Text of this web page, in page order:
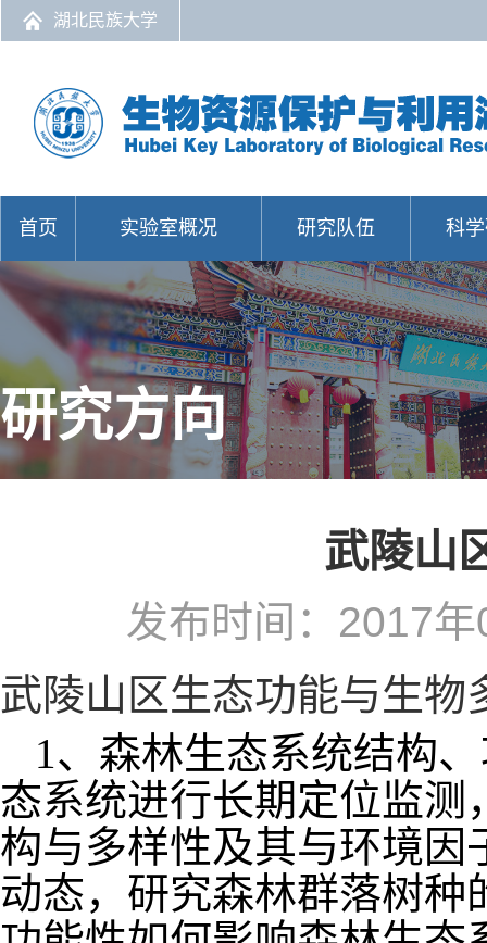
湖北民族大学
首页 实验室概况 研究队伍 科
研究方向
武陵山
发布时间：2017
武陵山区生态功能与生物
1、森林生态系统结构
态系统进行长期定位监
构与多样性及其与环境因
动态，研究森林群落树